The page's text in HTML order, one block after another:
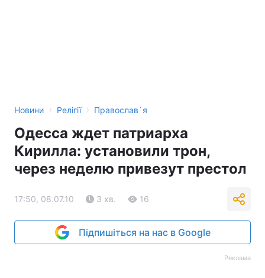
Новини › Релігії › Православ`я
Одесса ждет патриарха
Кирилла: установили трон,
через неделю привезут престол
17:50, 08.07.10 3 хв. 16
Підпишіться на нас в Google
Реклама